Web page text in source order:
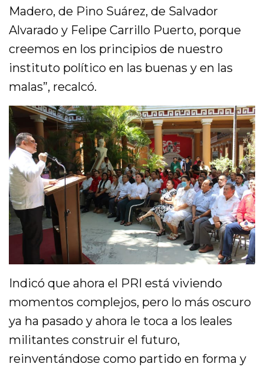
Madero, de Pino Suárez, de Salvador
Alvarado y Felipe Carrillo Puerto, porque
creemos en los principios de nuestro
instituto político en las buenas y en las
malas”, recalcó.
Indicó que ahora el PRI está viviendo
momentos complejos, pero lo más oscuro
ya ha pasado y ahora le toca a los leales
militantes construir el futuro,
reinventándose como partido en forma y